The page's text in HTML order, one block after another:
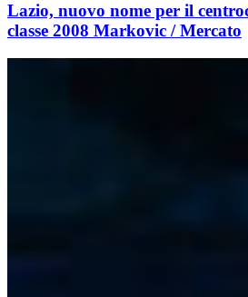
Lazio, nuovo nome per il
classe 2008 Markovic / Mercato